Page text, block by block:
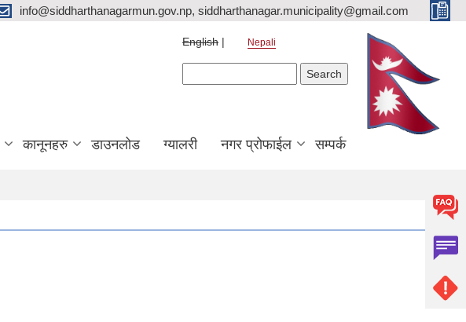
info@siddharthanagarmun.gov.np, siddharthanagar.municipality@gmail.com
English Nepali
कानूनहरु डाउनलोड ग्यालरी नगर प्रोफाईल सम्पर्क